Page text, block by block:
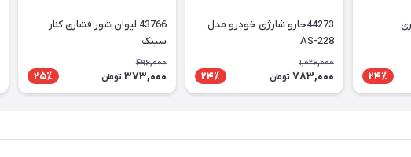
24٪
44273جارو شارژی خودرو مدل
AS-228
1,026,000
783,000 تومان 24٪
43766 لیوان شور فشاری کنار
سینک
496,000
373,000 تومان 25٪